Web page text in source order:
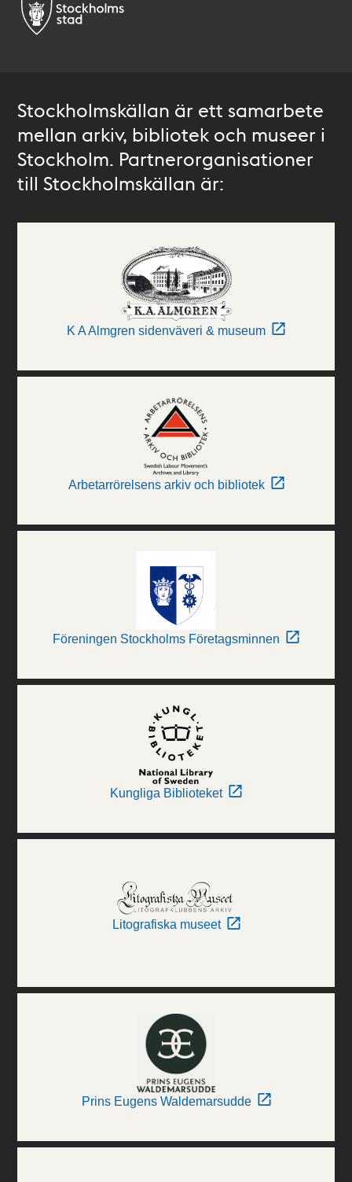
Stockholmskällan är ett samarbete
mellan arkiv, bibliotek och museer i
Stockholm. Partnerorganisationer
till Stockholmskällan är:
K A Almgren sidenväveri & museum
Arbetarrörelsens arkiv och bibliotek
Föreningen Stockholms Företagsminnen
Kungliga Biblioteket
Litografiska museet
Prins Eugens Waldemarsudde